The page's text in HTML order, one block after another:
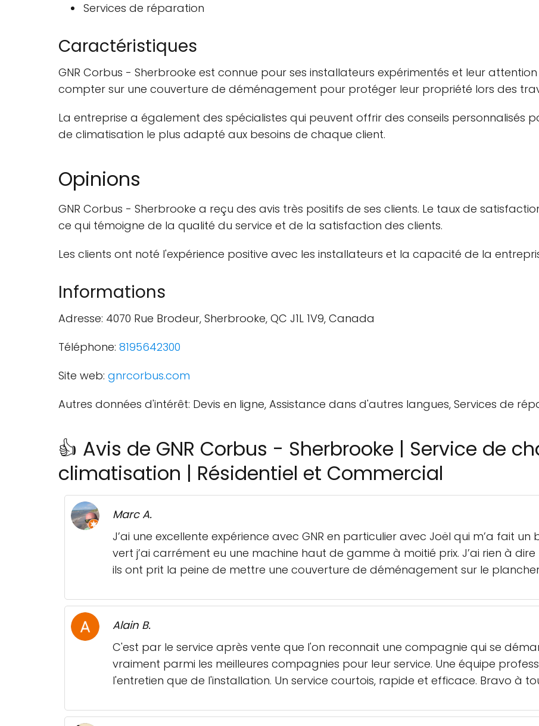
Services de réparation
Caractéristiques
GNR Corbus - Sherbrooke est connue pour ses installateurs expérimentés et leur
compter sur une couverture de déménagement pour protéger leur propriété lors des
La entreprise a également des spécialistes qui peuvent offrir des conseils personnalisés
de climatisation le plus adapté aux besoins de chaque client.
Opinions
GNR Corbus - Sherbrooke a reçu des avis très positifs de ses clients. Le taux de
ce qui témoigne de la qualité du service et de la satisfaction des clients.
Les clients ont noté l'expérience positive avec les installateurs et la capacité de la
Informations
Adresse: 4070 Rue Brodeur, Sherbrooke, QC J1L 1V9, Canada
Téléphone: 8195642300
Site web: gnrcorbus.com
Autres données d'intérêt: Devis en ligne, Assistance dans d'autres langues, Services de
👍 Avis de GNR Corbus - Sherbrooke | Service de
climatisation | Résidentiel et Commercial
Marc A.
J’ai une excellente expérience avec GNR en particulier avec Joël qui m’a fait
vert j’ai carrément eu une machine haut de gamme à moitié prix. J’ai rien à
ils ont prit la peine de mettre une couverture de déménagement sur le
Alain B.
C'est par le service après vente que l'on reconnait une compagnie qui se
vraiment parmi les meilleures compagnies pour leur service. Une équipe
l'entretien que de l'installation. Un service courtois, rapide et efficace. Bravo à